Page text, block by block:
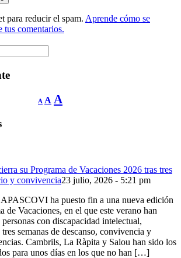
para reducir el spam. Aprende cómo se
tus comentarios.
A
Reducir
tamaño
A Restablecer
tamaño
A
su Programa de Vacaciones 2026 tras tres
y convivencia23 julio, 2026 - 5:21 pm
ha puesto fin a una nueva edición
de Vacaciones, en el que este verano han
con discapacidad intelectual,
semanas de descanso, convivencia y
Cambrils, La Ràpita y Salou han sido los
para unos días en los que no han […]